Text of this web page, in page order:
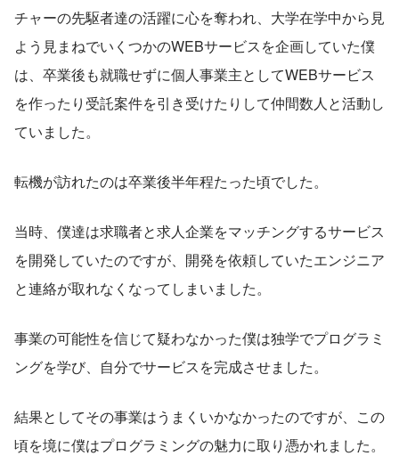
チャーの先駆者達の活躍に心を奪われ、大学在学中から見
よう見まねでいくつかのWEBサービスを企画していた僕
は、卒業後も就職せずに個人事業主としてWEBサービス
を作ったり受託案件を引き受けたりして仲間数人と活動し
ていました。
転機が訪れたのは卒業後半年程たった頃でした。
当時、僕達は求職者と求人企業をマッチングするサービス
を開発していたのですが、開発を依頼していたエンジニア
と連絡が取れなくなってしまいました。
事業の可能性を信じて疑わなかった僕は独学でプログラミ
ングを学び、自分でサービスを完成させました。
結果としてその事業はうまくいかなかったのですが、この
頃を境に僕はプログラミングの魅力に取り憑かれました。